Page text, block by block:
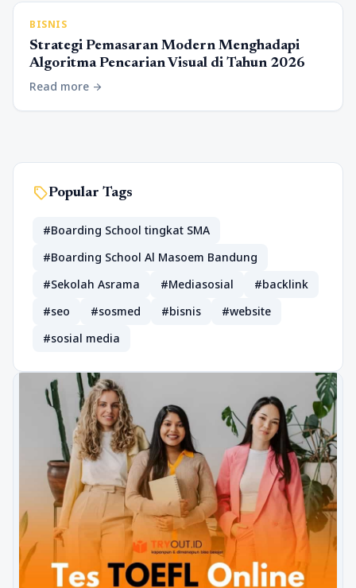
BISNIS
Strategi Pemasaran Modern Menghadapi
Algoritma Pencarian Visual di Tahun 2026
Read more arrow_forward
sellPopular Tags
#Boarding School tingkat SMA
#Boarding School Al Masoem Bandung
#Sekolah Asrama
#Mediasosial
#backlink
#seo
#sosmed #bisnis
#website
#sosial media